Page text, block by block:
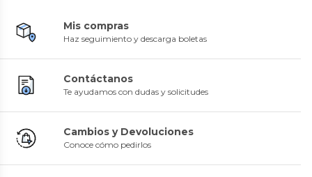
Mis compras
Haz seguimiento y descarga boletas
Contáctanos
Te ayudamos con dudas y solicitudes
Cambios y Devoluciones
Conoce cómo pedirlos